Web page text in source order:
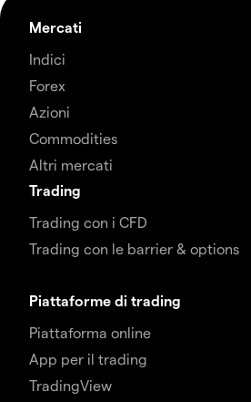
Mercati
Indici
Forex
Azioni
Commodities
Altri mercati
Trading
Trading con i CFD
Trading con le barrier & options
Piattaforme di trading
Piattaforma online
App per il trading
TradingView